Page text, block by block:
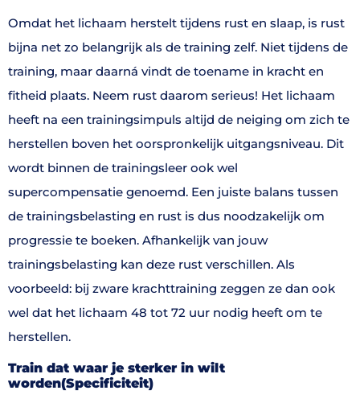
Omdat het lichaam herstelt tijdens rust en slaap, is rust
bijna net zo belangrijk als de training zelf. Niet tijdens de
training, maar daarná vindt de toename in kracht en
fitheid plaats. Neem rust daarom serieus! Het lichaam
heeft na een trainingsimpuls altijd de neiging om zich te
herstellen boven het oorspronkelijk uitgangsniveau. Dit
wordt binnen de trainingsleer ook wel
supercompensatie genoemd. Een juiste balans tussen
de trainingsbelasting en rust is dus noodzakelijk om
progressie te boeken. Afhankelijk van jouw
trainingsbelasting kan deze rust verschillen. Als
voorbeeld: bij zware krachttraining zeggen ze dan ook
wel dat het lichaam 48 tot 72 uur nodig heeft om te
herstellen.
Train dat waar je sterker in wilt
worden(Specificiteit)